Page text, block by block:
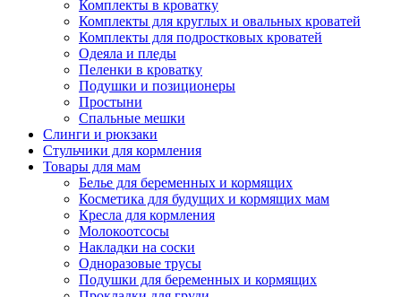
Комплекты в кроватку
Комплекты для круглых и овальных кроватей
Комплекты для подростковых кроватей
Одеяла и пледы
Пеленки в кроватку
Подушки и позиционеры
Простыни
Спальные мешки
Слинги и рюкзаки
Стульчики для кормления
Товары для мам
Белье для беременных и кормящих
Косметика для будущих и кормящих мам
Кресла для кормления
Молокоотсосы
Накладки на соски
Одноразовые трусы
Подушки для беременных и кормящих